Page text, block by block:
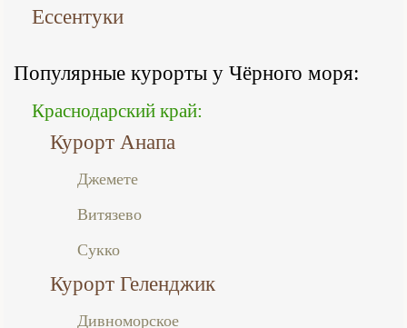
Ессентуки
Популярные курорты у Чёрного моря:
Краснодарский край:
Курорт Анапа
Джемете
Витязево
Сукко
Курорт Геленджик
Дивноморское